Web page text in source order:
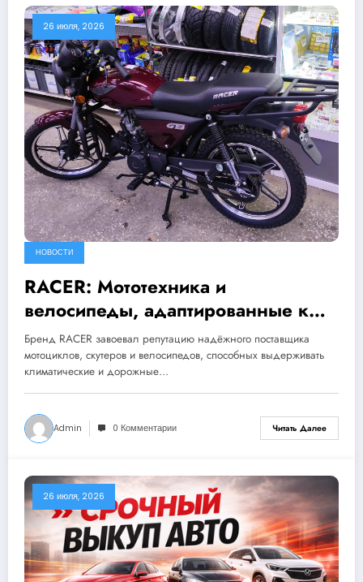
26 июля, 2026
НОВОСТИ
RACER: Мототехника и
велосипеды, адаптированные к
особенностям белорусских дорог
Бренд RACER завоевал репутацию надёжного поставщика
мотоциклов, скутеров и велосипедов, способных выдерживать
климатические и дорожные…
Admin 0 Комментарии Читать Далее
26 июля, 2026